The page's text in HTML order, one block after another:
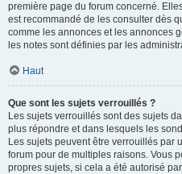
première page du forum concerné.
est recommandé de les consulter dès
comme les annonces et les annonces
les notes sont définies par les
Haut
Que sont les sujets verrouillés ?
Les sujets verrouillés sont des sujets
plus répondre et dans lesquels les
Les sujets peuvent être verrouillés par
forum pour de multiples raisons. Vous
propres sujets, si cela a été autorisé